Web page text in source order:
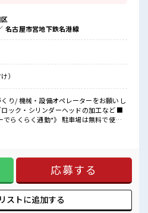
すみ！
ましょう★
間も無し！
イントですね！
ュできます◎
のでらくちん♪
名古屋市営地下鉄名港線
）
り/ 機械・設備オペレーターをお願いし
ック・シリンダーヘッドの加工など ■
でらくらく通勤*》 駐車場は無料で使え
転車・電車通勤OK！ ご自身のライフ
験をいかして働こう*》 ブランクのあ
さらにスキルUPしちゃいましょう★
無料で貸与されます！ 仕事用の服を自
し！ 毎日使うものだからこそ、 無料で
トですね！ ■職場の雰囲気 20
ク中★ 休憩室・ロッカー完備！ 休憩時間
応募する
ストに追加する